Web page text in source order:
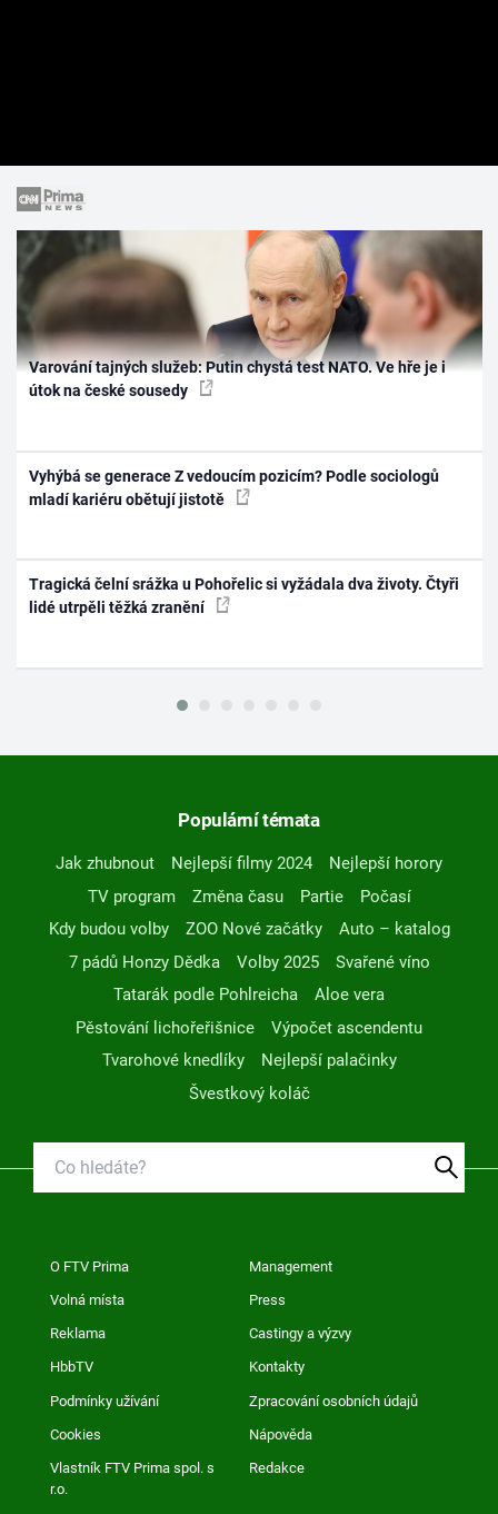
Varování tajných služeb: Putin chystá test NATO. Ve hře je i
útok na české sousedy
Vyhýbá se generace Z vedoucím pozicím? Podle sociologů
mladí kariéru obětují jistotě
Tragická čelní srážka u Pohořelic si vyžádala dva životy. Čtyři
lidé utrpěli těžká zranění
Populární témata
Jak zhubnout Nejlepší filmy 2024
Nejlepší horory
TV program
Změna času Partie
Počasí
Kdy budou volby
ZOO Nové začátky
Auto – katalog
7 pádů Honzy Dědka
Volby 2025
Svařené víno
Tatarák podle Pohlreicha
Aloe vera
Pěstování lichořeřišnice
Výpočet ascendentu
Tvarohové knedlíky
Nejlepší palačinky
Švestkový koláč
O FTV Prima Management
Volná místa Press
Reklama Castingy a výzvy
HbbTV Kontakty
Podmínky užívání Zpracování osobních údajů
Cookies Nápověda
Vlastník FTV Prima spol. s
r.o.
Redakce